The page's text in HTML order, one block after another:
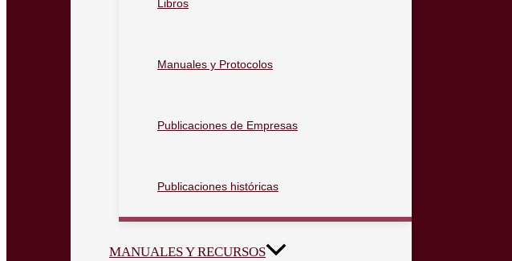
Libros
Manuales y Protocolos
Publicaciones de Empresas
Publicaciones históricas
MANUALES Y RECURSOS